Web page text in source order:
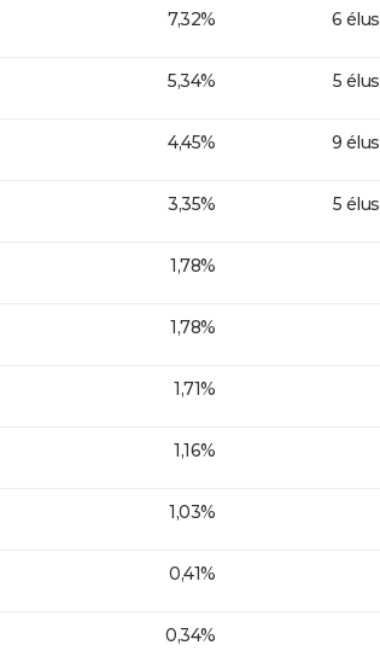
7,32% 6 élus
5,34% 5 élus
4,45% 9 élus
3,35% 5 élus
1,78%
1,78%
1,71%
1,16%
1,03%
0,41%
0,34%